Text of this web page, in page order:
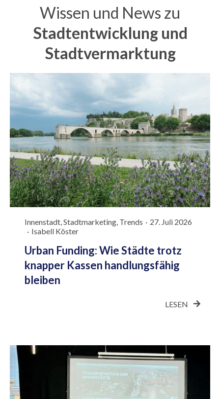
Wissen und News zu
Stadtentwicklung und
Stadtvermarktung
Innenstadt, Stadtmarketing, Trends · 27. Juli 2026
· Isabell Köster
Urban Funding: Wie Städte trotz
knapper Kassen handlungsfähig
bleiben
LESEN